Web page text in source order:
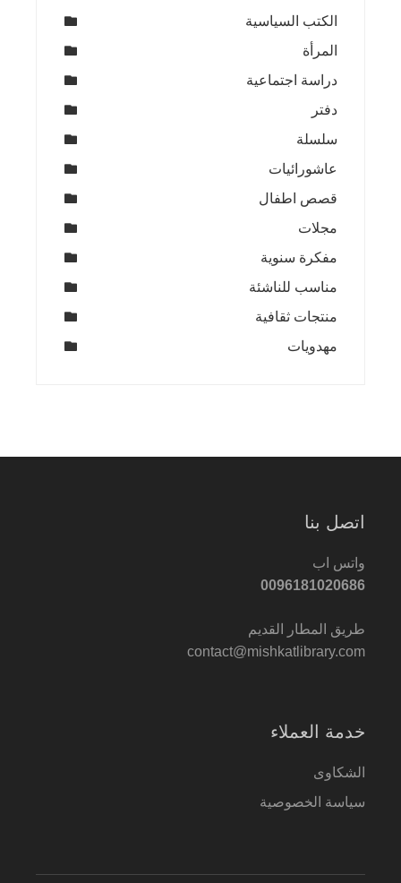
الكتب السياسية
المرأة
دراسة اجتماعية
دفتر
سلسلة
عاشورائيات
قصص اطفال
مجلات
مفكرة سنوية
مناسب للناشئة
منتجات ثقافية
مهدويات
اتصل بنا
واتس اب
0096181020686
طريق المطار القديم
contact@mishkatlibrary.com
خدمة العملاء
الشكاوى
سياسة الخصوصية